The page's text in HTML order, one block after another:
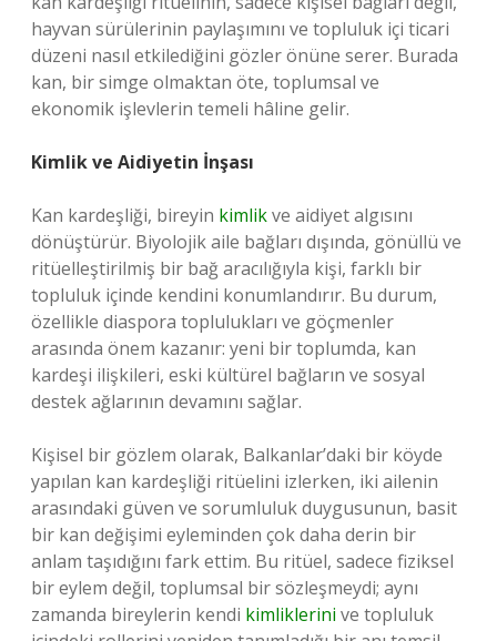
hayvan sürülerinin paylaşımını ve topluluk içi ticari
düzeni nasıl etkilediğini gözler önüne serer. Burada
kan, bir simge olmaktan öte, toplumsal ve
ekonomik işlevlerin temeli hâline gelir.
Kimlik ve Aidiyetin İnşası
Kan kardeşliği, bireyin kimlikve aidiyet algısını
dönüştürür. Biyolojik aile bağları dışında, gönüllü ve
ritüelleştirilmiş bir bağ aracılığıyla kişi, farklı bir
topluluk içinde kendini konumlandırır. Bu durum,
özellikle diaspora toplulukları ve göçmenler
arasında önem kazanır: yeni bir toplumda, kan
kardeşi ilişkileri, eski kültürel bağların ve sosyal
destek ağlarının devamını sağlar.
Kişisel bir gözlem olarak, Balkanlar’daki bir köyde
yapılan kan kardeşliği ritüelini izlerken, iki ailenin
arasındaki güven ve sorumluluk duygusunun, basit
bir kan değişimi eyleminden çok daha derin bir
anlam taşıdığını fark ettim. Bu ritüel, sadece fiziksel
bir eylem değil, toplumsal bir sözleşmeydi; aynı
zamanda bireylerin kendi kimliklerini ve topluluk